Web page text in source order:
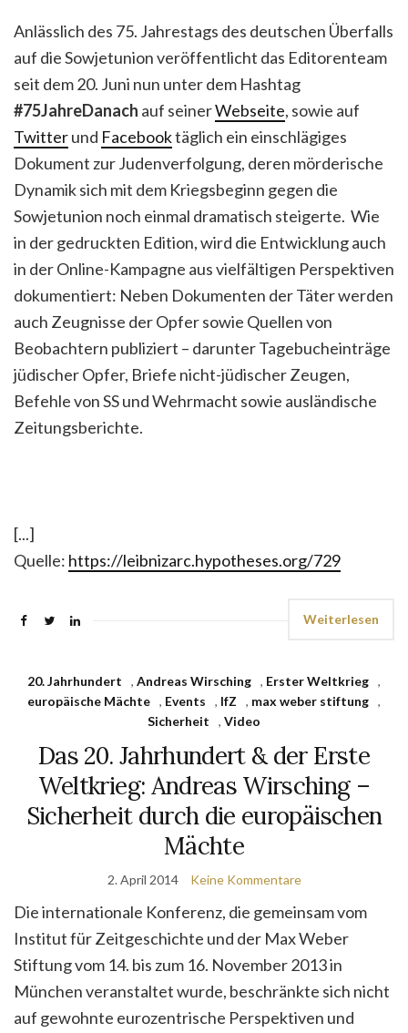
Anlässlich des 75. Jahrestags des deutschen Überfalls
auf die Sowjetunion veröffentlicht das Editorenteam
seit dem 20. Juni nun unter dem Hashtag
#75JahreDanach auf seinerWebseite, sowie auf
Twitterund Facebooktäglich ein einschlägiges
Dokument zur Judenverfolgung, deren mörderische
Dynamik sich mit dem Kriegsbeginn gegen die
Sowjetunion noch einmal dramatisch steigerte. Wie
in der gedruckten Edition, wird die Entwicklung auch
in der Online-Kampagne aus vielfältigen Perspektiven
dokumentiert: Neben Dokumenten der Täter werden
auch Zeugnisse der Opfer sowie Quellen von
Beobachtern publiziert – darunter Tagebucheinträge
jüdischer Opfer, Briefe nicht-jüdischer Zeugen,
Befehle von SS und Wehrmacht sowie ausländische
Zeitungsberichte.
[...]
Quelle: https://leibnizarc.hypotheses.org/729
Weiterlesen
20. Jahrhundert , Andreas Wirsching , Erster Weltkrieg ,
europäische Mächte , Events , IfZ , max weber stiftung ,
Sicherheit
, Video
Das 20. Jahrhundert & der Erste
Weltkrieg: Andreas Wirsching –
Sicherheit durch die europäischen
Mächte
2. April 2014 Keine Kommentare
Die internationale Konferenz, die gemeinsam vom
Institut für Zeitgeschichte und der Max Weber
Stiftung vom 14. bis zum 16. November 2013 in
München veranstaltet wurde, beschränkte sich nicht
auf gewohnte eurozentrische Perspektiven und